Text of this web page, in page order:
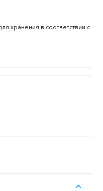
хранения в соответствии с